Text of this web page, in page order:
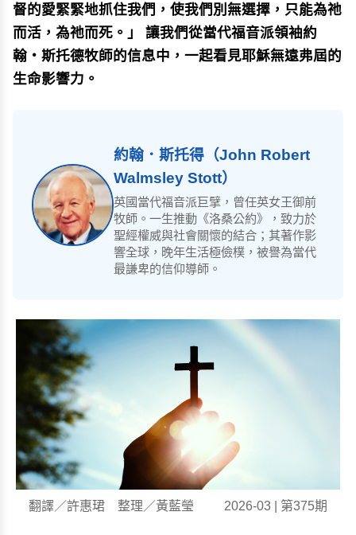
督的愛緊緊地抓住我們，使我們別無選擇，只能為祂
而活，為祂而死。」 讓我們從當代福音派領袖約
翰‧斯托德牧師的信息中，一起看見耶穌無遠弗屆的
生命影響力。
約翰．斯托得（John Robert
Walmsley Stott）
英國當代福音派巨擘，曾任英女王御前
牧師。一生推動《洛桑公約》，致力於
聖經權威與社會關懷的結合；其著作影
響全球，晚年生活極儉樸，被譽為當代
最謙卑的信仰導師。
翻譯／許惠珺 整理／黃藍瑩 2026-03 | 第375期